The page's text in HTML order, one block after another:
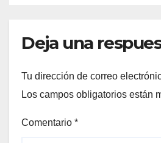
Deja una
Tu dirección de correo
Los campos obligatorios están
Comentario *